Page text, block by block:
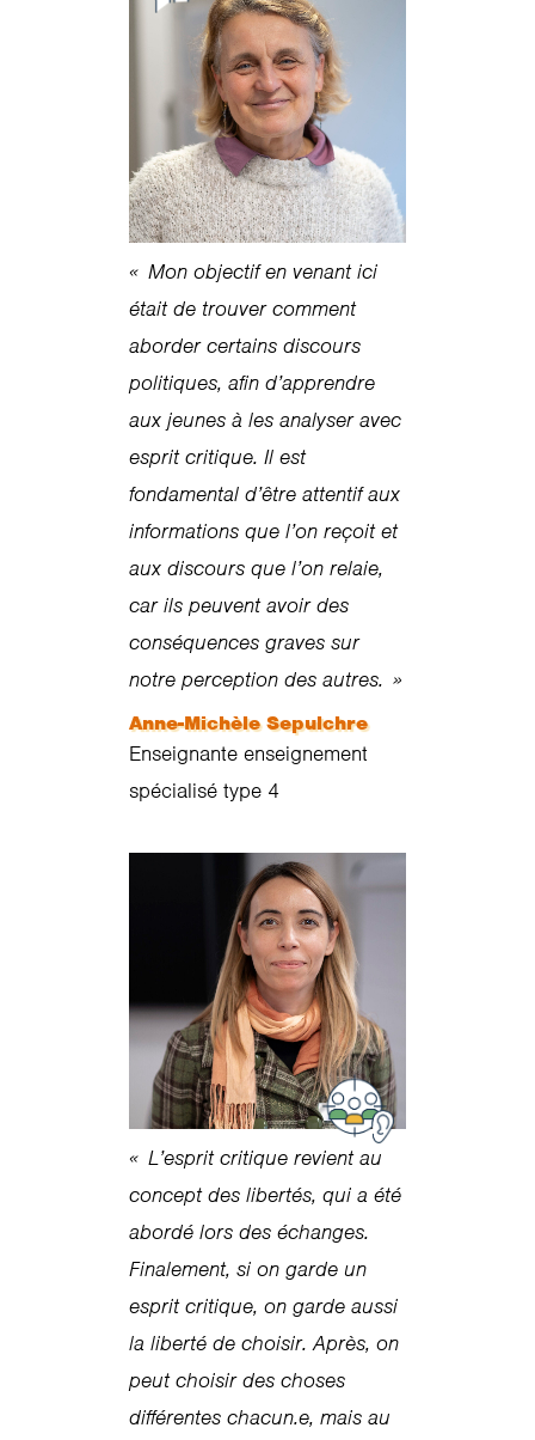
« Mon objectif en venant ici
était de trouver comment
aborder certains discours
politiques, afin d’apprendre
aux jeunes à les analyser avec
esprit critique. Il est
fondamental d’être attentif aux
informations que l’on reçoit et
aux discours que l’on relaie,
car ils peuvent avoir des
conséquences graves sur
notre perception des autres. »
Anne-Michèle Sepulchre
Enseignante enseignement
spécialisé type 4
« L’esprit critique revient au
concept des libertés, qui a été
abordé lors des échanges.
Finalement, si on garde un
esprit critique, on garde aussi
la liberté de choisir. Après, on
peut choisir des choses
différentes chacun.e, mais au